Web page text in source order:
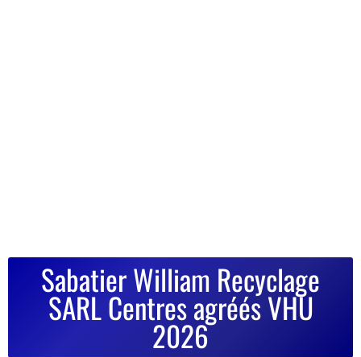
Sabatier William Recyclage
SARL Centres agréés VHU
2026